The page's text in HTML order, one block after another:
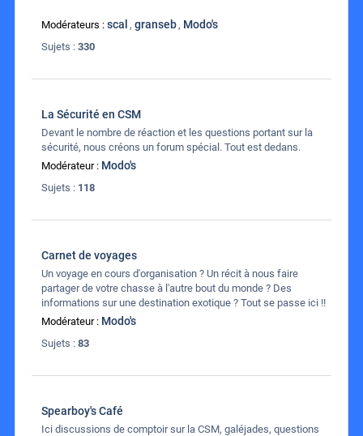
Modérateurs : scal , granseb, Modo's
Sujets : 330
La Sécurité en CSM
Devant le nombre de réaction et les questions portant sur la
sécurité, nous créons un forum spécial. Tout est dedans.
Modérateur : Modo's
Sujets : 118
Carnet de voyages
Un voyage en cours d'organisation ? Un récit à nous faire
partager de votre chasse à l'autre bout du monde ? Des
informations sur une destination exotique ? Tout se passe ici !!
Modérateur : Modo's
Sujets : 83
Spearboy's Café
Ici discussions de comptoir sur la CSM, galéjades, questions